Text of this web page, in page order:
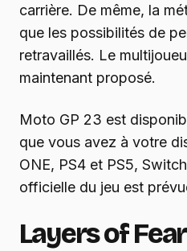
carrière. De même, la
que les possibilités de
retravaillés. Le
maintenant proposé.
Moto GP 23 est
que vous avez à votre
ONE, PS4 et PS5,
officielle du jeu est
Layers of Fear